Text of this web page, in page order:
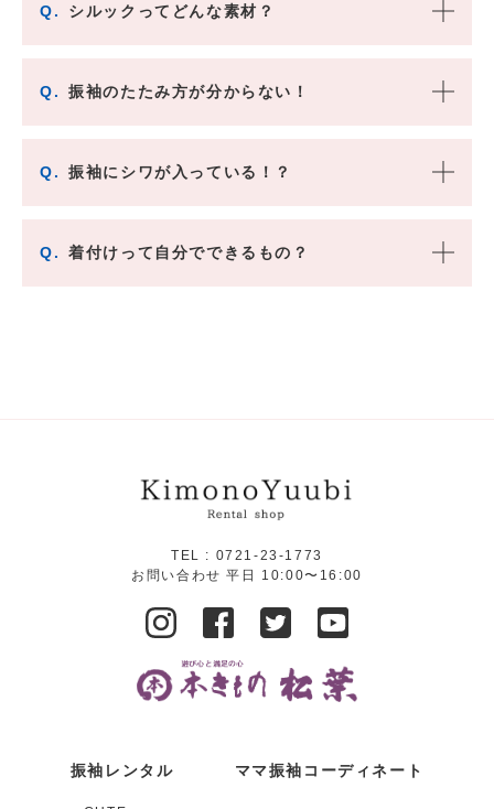
Q. シルックってどんな素材？
Q. 振袖のたたみ方が分からない！
Q. 振袖にシワが入っている！？
Q. 着付けって自分でできるもの？
TEL : 0721-23-1773
お問い合わせ 平日 10:00〜16:00
振袖レンタル ママ振袖コーディネート